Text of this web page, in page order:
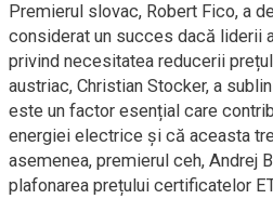
Premierul slovac, Robert Fico, a
considerat un succes dacă liderii
privind necesitatea reducerii
austriac, Christian Stocker, a
este un factor esențial care
energiei electrice și că aceasta
asemenea, premierul ceh, Andrej
plafonarea prețului certificatelor